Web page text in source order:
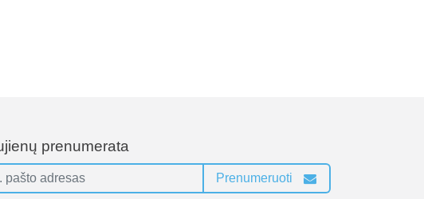
prenumerata
Prenumeruoti